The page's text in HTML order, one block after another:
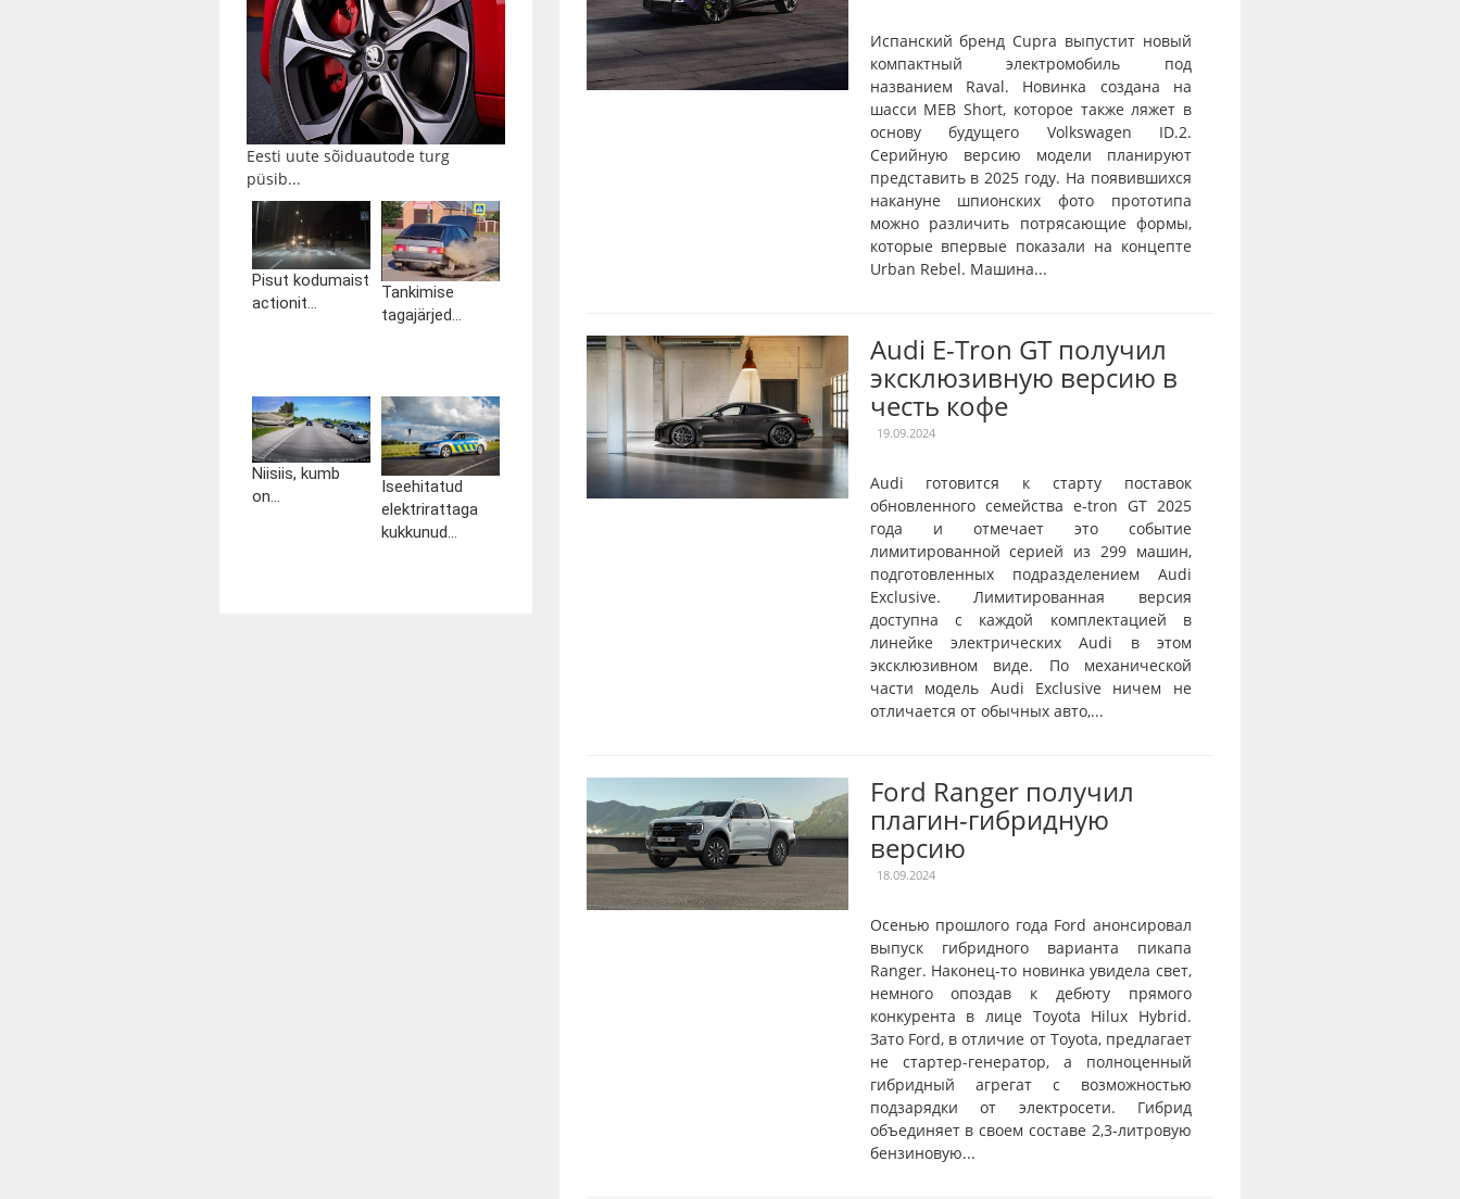
Eesti uute sõiduautode turg
püsib...
Pisut kodumaist
actionit...
Tankimise
tagajärjed...
Niisiis, kumb
on...
Iseehitatud
elektrirattaga
kukkunud...
Испанский бренд Cupra выпустит новый
компактный электромобиль под
названием Raval. Новинка создана на
шасси MEB Short, которое также ляжет в
основу будущего Volkswagen ID.2.
Серийную версию модели планируют
представить в 2025 году. На появившихся
накануне шпионских фото прототипа
можно различить потрясающие формы,
которые впервые показали на концепте
Urban Rebel. Машина...
Audi E-Tron GT получил
эксклюзивную версию в
честь кофе
19.09.2024
Audi готовится к старту поставок
обновленного семейства e-tron GT 2025
года и отмечает это событие
лимитированной серией из 299 машин,
подготовленных подразделением Audi
Exclusive. Лимитированная версия
доступна с каждой комплектацией в
линейке электрических Audi в этом
эксклюзивном виде. По механической
части модель Audi Exclusive ничем не
отличается от обычных авто,...
Ford Ranger получил
плагин-гибридную
версию
18.09.2024
Осенью прошлого года Ford анонсировал
выпуск гибридного варианта пикапа
Ranger. Наконец-то новинка увидела свет,
немного опоздав к дебюту прямого
конкурента в лице Toyota Hilux Hybrid.
Зато Ford, в отличие от Toyota, предлагает
не стартер-генератор, а полноценный
гибридный агрегат с возможностью
подзарядки от электросети. Гибрид
объединяет в своем составе 2,3-литровую
бензиновую...